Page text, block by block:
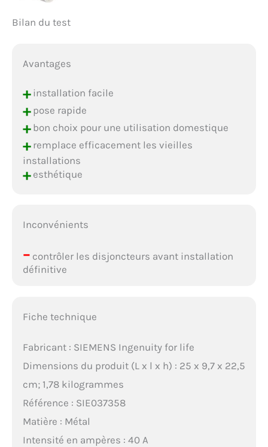
Bilan du test
Avantages
+installation facile
+pose rapide
+bon choix pour une utilisation domestique
+remplace efficacement les vieilles
installations
+esthétique
Inconvénients
–contrôler les disjoncteurs avant installation
définitive
Fiche technique
Fabricant : SIEMENS Ingenuity for life
Dimensions du produit (L x l x h) : 25 x 9,7 x 22,5
cm; 1,78 kilogrammes
Référence : SIE037358
Matière : Métal
Intensité en ampères : 40 A